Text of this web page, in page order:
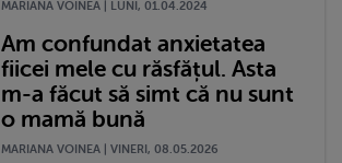
MARIANA VOINEA | LUNI, 01.04.2024
Am confundat anxietatea
fiicei mele cu răsfățul. Asta
m-a făcut să simt că nu sunt
o mamă bună
MARIANA VOINEA | VINERI, 08.05.2026